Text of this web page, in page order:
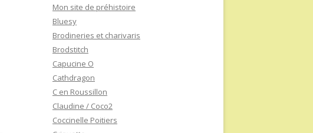
Mon site de préhistoire
Bluesy
Brodineries et charivaris
Brodstitch
Capucine O
Cathdragon
C en Roussillon
Claudine / Coco2
Coccinelle Poitiers